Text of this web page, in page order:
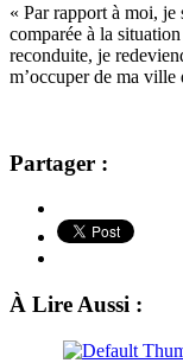
« Par rapport à moi, je
comparée à la
reconduite, je
m’occuper de ma ville
Partager :
À Lire Aussi :